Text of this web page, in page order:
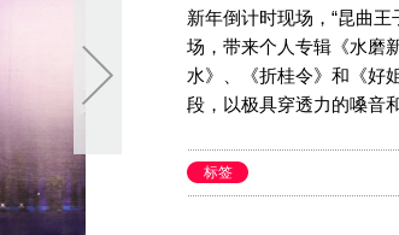
新年倒计时现场，“昆曲王
场，带来个人专辑《水磨
水》、《折桂令》和《好
段，以极具穿透力的嗓音
尽致，传承展现中国传统
一步呼应“畅想中国梦”的
标签